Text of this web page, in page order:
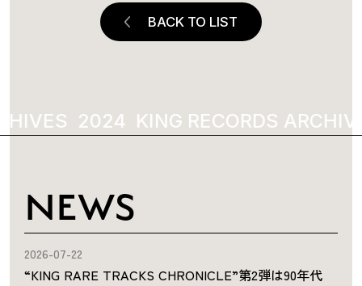
BACK TO LIST
2024 KING RECORDS
NEWS
2026-07-22
“KING RARE TRACKS CHRONICLE”第2弾は90年代